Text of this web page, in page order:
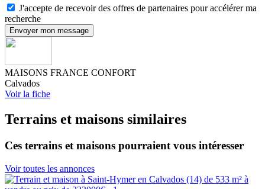
J'accepte de recevoir des offres de partenaires pour accélérer ma
recherche
Envoyer mon message
MAISONS FRANCE CONFORT
Calvados
Voir la fiche
Terrains et maisons similaires
Ces terrains et maisons pourraient vous intéresser
Voir toutes les annonces